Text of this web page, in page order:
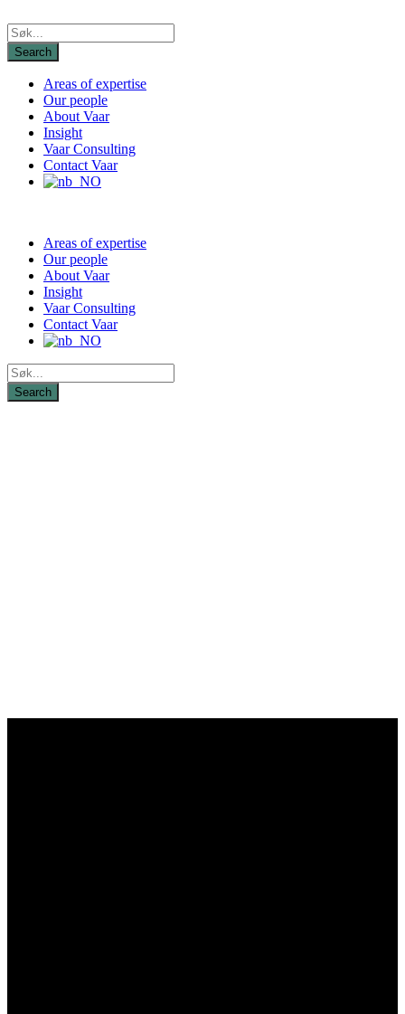
Areas of expertise
Our people
About Vaar
Insight
Vaar Consulting
Contact Vaar
Areas of expertise
Our people
About Vaar
Insight
Vaar Consulting
Contact Vaar